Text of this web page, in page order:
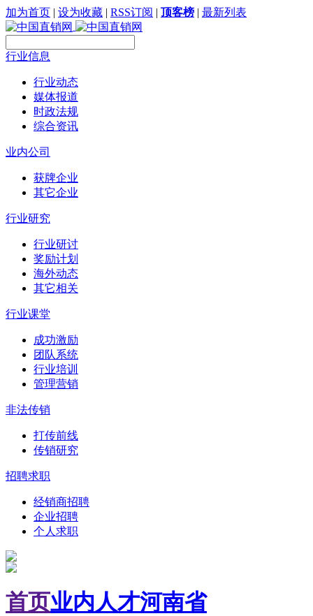
加为首页 | 设为收藏 | RSS订阅 | 顶客榜 | 最新列表
行业信息
行业动态
媒体报道
时政法规
综合资讯
业内公司
获牌企业
其它企业
行业研究
行业研讨
奖励计划
海外动态
其它相关
行业课堂
成功激励
团队系统
行业培训
管理营销
非法传销
打传前线
传销研究
招聘求职
经销商招聘
企业招聘
个人求职
首页业内人才河南省